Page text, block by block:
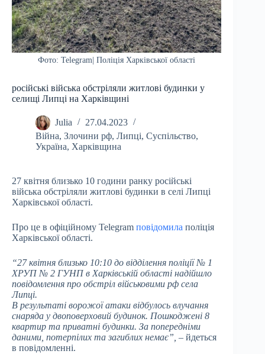
Фото: Telegram| Поліція Харківської області
російські війська обстріляли житлові будинки у
селищі Липці на Харківщині
Julia
27.04.2023
Війна, Злочини рф, Липці, Суспільство,
Україна, Харківщина
27 квітня близько 10 години ранку російські
війська обстріляли житлові будинки в селі Липці
Харківської області.
Про це в офіційному Telegram повідомила поліція
Харківської області.
“27 квітня близько 10:10 до відділення поліції № 1
ХРУП № 2 ГУНП в Харківській області надійшло
повідомлення про обстріл військовими рф села
Липці.
В результаті ворожої атаки відбулось влучання
снаряда у двоповерховий будинок. Пошкоджені 8
квартир та приватні будинки. За попередніми
даними, потерпілих та загиблих немає”, – йдеться
в повідомленні.